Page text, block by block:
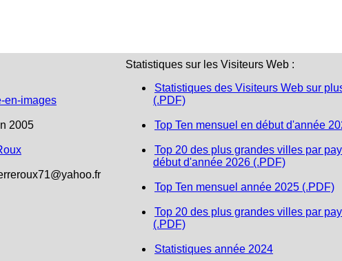
en-images
2005
Statistiques sur les Visiteurs Web :
Statistiques des Visiteurs Web sur
(.PDF)
Top Ten mensuel en début d'année
Top 20 des plus grandes villes par
début d'année 2026 (.PDF)
Top Ten mensuel année 2025 (.PDF)
Top 20 des plus grandes villes par
(.PDF)
Statistiques année 2024